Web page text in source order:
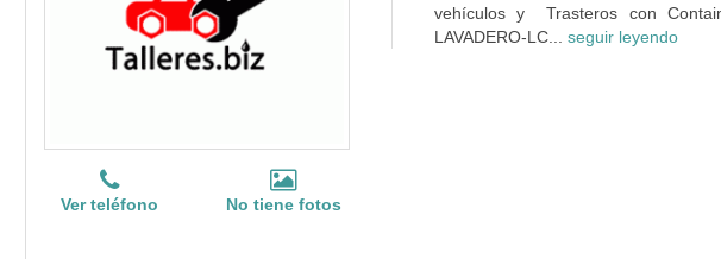
Ver teléfono No tiene fotos
vehículos y Trasteros con
LAVADERO-LC... seguir leyendo